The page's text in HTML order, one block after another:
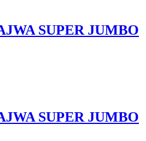
SUPER JUMBO
SUPER JUMBO